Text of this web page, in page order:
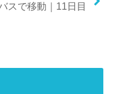
スで移動｜11日目